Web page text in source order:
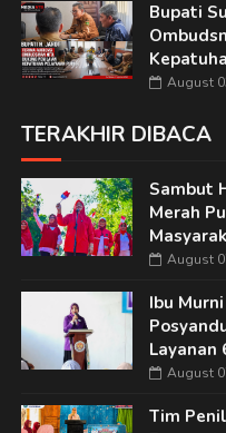
Bupati
August
TERAKHIR DIBACA
Sambut
Merah
August
Ibu
Layanan
August
Tim